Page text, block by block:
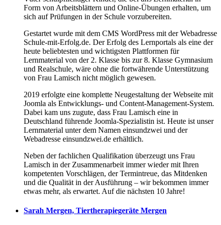
Form von Arbeitsblättern und Online-Übungen erhalten, um
sich auf Prüfungen in der Schule vorzubereiten.
Gestartet wurde mit dem CMS WordPress mit der Webadresse
Schule-mit-Erfolg.de. Der Erfolg des Lernportals als eine der
heute beliebtesten und wichtigsten Plattformen für
Lernmaterial von der 2. Klasse bis zur 8. Klasse Gymnasium
und Realschule, wäre ohne die fortwährende Unterstützung
von Frau Lamisch nicht möglich gewesen.
2019 erfolgte eine komplette Neugestaltung der Webseite mit
Joomla als Entwicklungs- und Content-Management-System.
Dabei kam uns zugute, dass Frau Lamisch eine in
Deutschland führende Joomla-Spezialistin ist. Heute ist unser
Lernmaterial unter dem Namen einsundzwei und der
Webadresse einsundzwei.de erhältlich.
Neben der fachlichen Qualifikation überzeugt uns Frau
Lamisch in der Zusammenarbeit immer wieder mit Ihren
kompetenten Vorschlägen, der Termintreue, das Mitdenken
und die Qualität in der Ausführung – wir bekommen immer
etwas mehr, als erwartet. Auf die nächsten 10 Jahre!
Sarah Mergen, Tiertherapiegeräte Mergen